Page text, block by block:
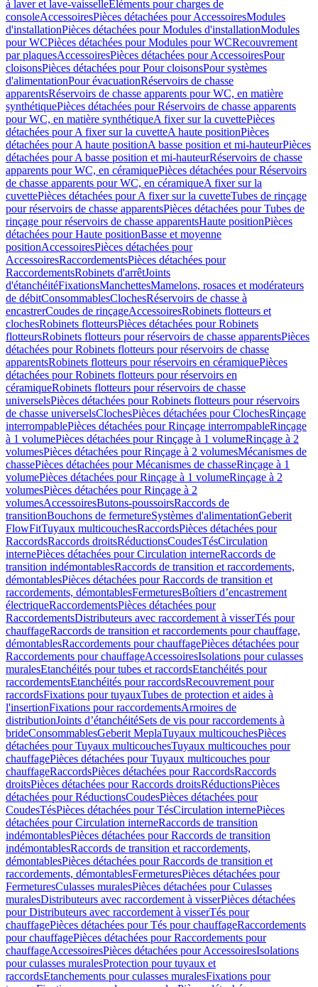
à laver et lave-vaisselleEléments pour charges de
consoleAccessoiresPièces détachées pour AccessoiresModules
d'installationPièces détachées pour Modules d'installationModules
pour WCPièces détachées pour Modules pour WCRecouvrement
par plaquesAccessoiresPièces détachées pour AccessoiresPour
cloisonsPièces détachées pour Pour cloisonsPour systèmes
d'alimentationPour évacuationRéservoirs de chasse
apparentsRéservoirs de chasse apparents pour WC, en matière
synthétiquePièces détachées pour Réservoirs de chasse apparents
pour WC, en matière synthétiqueA fixer sur la cuvettePièces
détachées pour A fixer sur la cuvetteA haute positionPièces
détachées pour A haute positionA basse position et mi-hauteurPièces
détachées pour A basse position et mi-hauteurRéservoirs de chasse
apparents pour WC, en céramiquePièces détachées pour Réservoirs
de chasse apparents pour WC, en céramiqueA fixer sur la
cuvettePièces détachées pour A fixer sur la cuvetteTubes de rinçage
pour réservoirs de chasse apparentsPièces détachées pour Tubes de
rinçage pour réservoirs de chasse apparentsHaute positionPièces
détachées pour Haute positionBasse et moyenne
positionAccessoiresPièces détachées pour
AccessoiresRaccordementsPièces détachées pour
RaccordementsRobinets d'arrêtJoints
d'étanchéitéFixationsManchettesMamelons, rosaces et modérateurs
de débitConsommablesClochesRéservoirs de chasse à
encastrerCoudes de rinçageAccessoiresRobinets flotteurs et
clochesRobinets flotteursPièces détachées pour Robinets
flotteursRobinets flotteurs pour réservoirs de chasse apparentsPièces
détachées pour Robinets flotteurs pour réservoirs de chasse
apparentsRobinets flotteurs pour réservoirs en céramiquePièces
détachées pour Robinets flotteurs pour réservoirs en
céramiqueRobinets flotteurs pour réservoirs de chasse
universelsPièces détachées pour Robinets flotteurs pour réservoirs
de chasse universelsClochesPièces détachées pour ClochesRinçage
interrompablePièces détachées pour Rinçage interrompableRinçage
à 1 volumePièces détachées pour Rinçage à 1 volumeRinçage à 2
volumesPièces détachées pour Rinçage à 2 volumesMécanismes de
chassePièces détachées pour Mécanismes de chasseRinçage à 1
volumePièces détachées pour Rinçage à 1 volumeRinçage à 2
volumesPièces détachées pour Rinçage à 2
volumesAccessoiresButons-poussoirsRaccords de
transitionBouchons de fermetureSystèmes d'alimentationGeberit
FlowFitTuyaux multicouchesRaccordsPièces détachées pour
RaccordsRaccords droitsRéductionsCoudesTésCirculation
internePièces détachées pour Circulation interneRaccords de
transition indémontablesRaccords de transition et raccordements,
démontablesPièces détachées pour Raccords de transition et
raccordements, démontablesFermeturesBoîtiers d’encastrement
électriqueRaccordementsPièces détachées pour
RaccordementsDistributeurs avec raccordement à visserTés pour
chauffageRaccords de transition et raccordements pour chauffage,
démontablesRaccordements pour chauffagePièces détachées pour
Raccordements pour chauffageAccessoiresIsolations pour culasses
muralesEtanchéités pour tubes et raccordsEtanchéités pour
raccordementsEtanchéités pour raccordsRecouvrement pour
raccordsFixations pour tuyauxTubes de protection et aides à
l'insertionFixations pour raccordementsArmoires de
distributionJoints d’étanchéitéSets de vis pour raccordements à
brideConsommablesGeberit MeplaTuyaux multicouchesPièces
détachées pour Tuyaux multicouchesTuyaux multicouches pour
chauffagePièces détachées pour Tuyaux multicouches pour
chauffageRaccordsPièces détachées pour RaccordsRaccords
droitsPièces détachées pour Raccords droitsRéductionsPièces
détachées pour RéductionsCoudesPièces détachées pour
CoudesTésPièces détachées pour TésCirculation internePièces
détachées pour Circulation interneRaccords de transition
indémontablesPièces détachées pour Raccords de transition
indémontablesRaccords de transition et raccordements,
démontablesPièces détachées pour Raccords de transition et
raccordements, démontablesFermeturesPièces détachées pour
FermeturesCulasses muralesPièces détachées pour Culasses
muralesDistributeurs avec raccordement à visserPièces détachées
pour Distributeurs avec raccordement à visserTés pour
chauffagePièces détachées pour Tés pour chauffageRaccordements
pour chauffagePièces détachées pour Raccordements pour
chauffageAccessoiresPièces détachées pour AccessoiresIsolations
pour culasses muralesProtection pour tuyaux et
raccordsEtanchements pour culasses muralesFixations pour